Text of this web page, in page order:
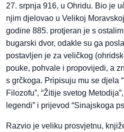
27. srpnja 916, u Ohridu. Bio je
njim djelovao u Velikoj
godine 885. protjeran je s
bugarski dvor, odakle su ga
postavljen je za veličkog
pouke, pohvale i propovijedi, a
s grčkoga. Pripisuju mu se djela
Filozofu”, “Žitije svetog
legendi” i prijevod “Sinajskoga
Razvio je veliku prosvjetnu,